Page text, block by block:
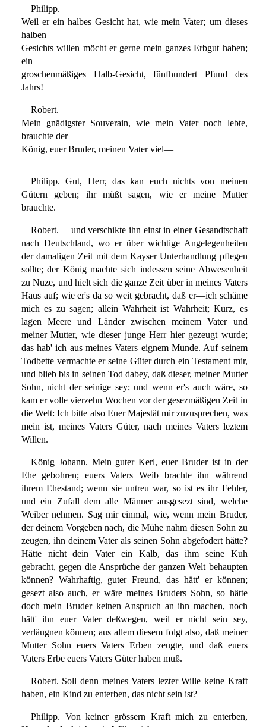
Philipp.
Weil er ein halbes Gesicht hat, wie mein Vater; um dieses
halben
Gesichts willen möcht er gerne mein ganzes Erbgut haben;
ein
groschenmäßiges Halb-Gesicht, fünfhundert Pfund des
Jahrs!
Robert.
Mein gnädigster Souverain, wie mein Vater noch lebte,
brauchte der
König, euer Bruder, meinen Vater viel—
Philipp. Gut, Herr, das kan euch nichts von meinen
Gütern geben; ihr müßt sagen, wie er meine Mutter
brauchte.
Robert. —und verschikte ihn einst in einer Gesandtschaft
nach Deutschland, wo er über wichtige Angelegenheiten
der damaligen Zeit mit dem Kayser Unterhandlung pflegen
sollte; der König machte sich indessen seine Abwesenheit
zu Nuze, und hielt sich die ganze Zeit über in meines Vaters
Haus auf; wie er's da so weit gebracht, daß er—ich schäme
mich es zu sagen; allein Wahrheit ist Wahrheit; Kurz, es
lagen Meere und Länder zwischen meinem Vater und
meiner Mutter, wie dieser junge Herr hier gezeugt wurde;
das hab' ich aus meines Vaters eignem Munde. Auf seinem
Todbette vermachte er seine Güter durch ein Testament mir,
und blieb bis in seinen Tod dabey, daß dieser, meiner Mutter
Sohn, nicht der seinige sey; und wenn er's auch wäre, so
kam er volle vierzehn Wochen vor der gesezmäßigen Zeit in
die Welt: Ich bitte also Euer Majestät mir zuzusprechen, was
mein ist, meines Vaters Güter, nach meines Vaters leztem
Willen.
König Johann. Mein guter Kerl, euer Bruder ist in der
Ehe gebohren; euers Vaters Weib brachte ihn während
ihrem Ehestand; wenn sie untreu war, so ist es ihr Fehler,
und ein Zufall dem alle Männer ausgesezt sind, welche
Weiber nehmen. Sag mir einmal, wie, wenn mein Bruder,
der deinem Vorgeben nach, die Mühe nahm diesen Sohn zu
zeugen, ihn deinem Vater als seinen Sohn abgefodert hätte?
Hätte nicht dein Vater ein Kalb, das ihm seine Kuh
gebracht, gegen die Ansprüche der ganzen Welt behaupten
können? Wahrhaftig, guter Freund, das hätt' er können;
gesezt also auch, er wäre meines Bruders Sohn, so hätte
doch mein Bruder keinen Anspruch an ihn machen, noch
hätt' ihn euer Vater deßwegen, weil er nicht sein sey,
verläugnen können; aus allem diesem folgt also, daß meiner
Mutter Sohn euers Vaters Erben zeugte, und daß euers
Vaters Erbe euers Vaters Güter haben muß.
Robert. Soll denn meines Vaters lezter Wille keine Kraft
haben, ein Kind zu enterben, das nicht sein ist?
Philipp. Von keiner grössern Kraft mich zu enterben,